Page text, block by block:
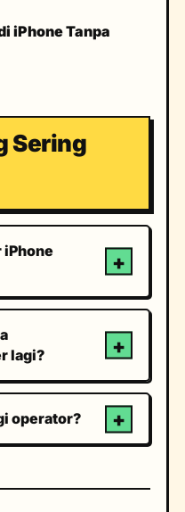
iPhone Tanpa
Sering
iPhone
lagi?
operator?